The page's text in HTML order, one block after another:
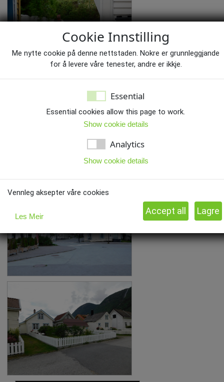
Cookie Innstilling
Me nytte cookie på denne nettstaden. Nokre er grunnleggjande
for å levere våre tenester, andre er ikkje.
Essential
Essential cookies allow this page to work.
Show cookie details
Analytics
Show cookie details
Vennleg aksepter våre cookies
Les Meir